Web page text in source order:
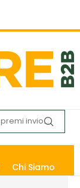
Chi Siamo